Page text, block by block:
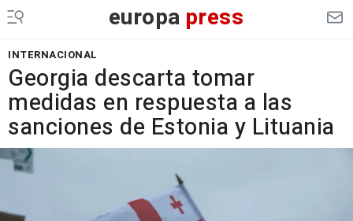
europa press
INTERNACIONAL
Georgia descarta tomar
medidas en respuesta a las
sanciones de Estonia y Lituania